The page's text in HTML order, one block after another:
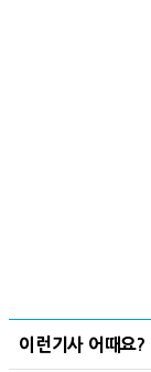
이런기사 어때요?